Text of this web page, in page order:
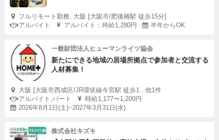
フルリモート勤務, 大阪 [大阪市/肥後橋駅 徒歩15分]
アルバイト
アルバイト：時給1,280円 半年からOK
一般財団法人ヒューマンライツ協会
新たにできる地域の居場所拠点で参加者と交流する
人材募集！
大阪 [大阪市西成区/JR環状線今宮駅 徒歩1...他1件
アルバイト,パート
時給1,177〜1,200円
2026年8月1日(土)~2027年3月31日(水)
株式会社キズキ